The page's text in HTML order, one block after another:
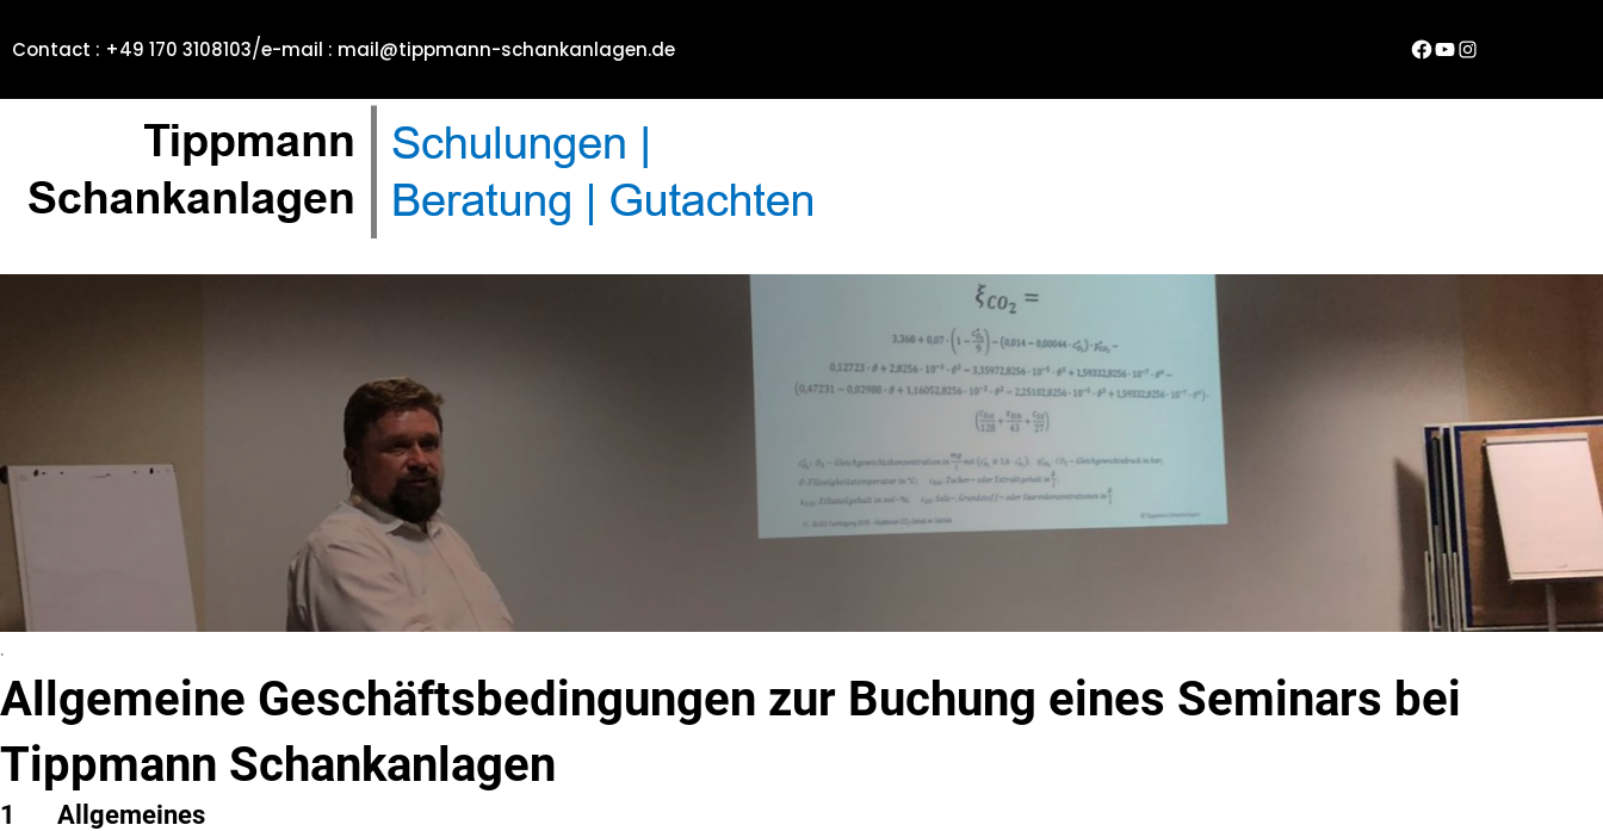
Contact : +49 170 3108103/e-mail : mail@tippmann-schankanlagen.de Facebook
YouTube
Instagram
.
Allgemeine Geschäftsbedingungen zur Buchung eines Seminars bei
Tippmann Schankanlagen
1 Allgemeines